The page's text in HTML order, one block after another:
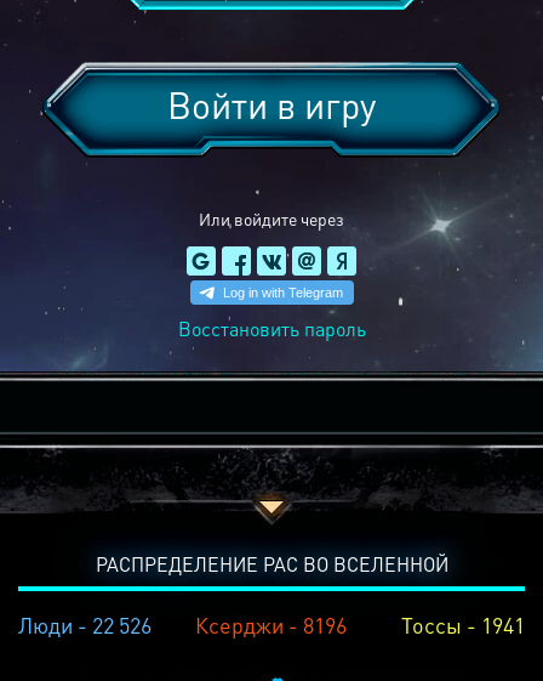
Или войдите через
Войти в игру
Восстановить пароль
РАСПРЕДЕЛЕНИЕ РАС ВО ВСЕЛЕННОЙ
Люди - 22 526 Ксерджи - 8196 Тоссы - 1941